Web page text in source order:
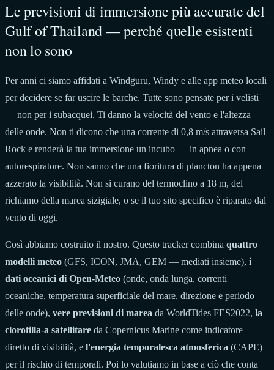
Le previsioni di immersione più accurate del
Gulf of Thailand — perché quelle esistenti
non lo sono
Per anni ci siamo affidati a Windguru, Windy e alle app meteo locali
per decidere se far uscire le barche. Tutte sono pensate per i velisti
— non per i subacquei. Ti danno la velocità del vento e l'altezza
delle onde. Non ti dicono che una corrente di 0,8 m/s attraversa Sail
Rock e renderà la tua immersione un incubo — in apnea o con
autorespiratore. Non sanno che una fioritura di plancton ha appena
azzerato la visibilità. Non si curano del termoclino a 18 m, del
richiamo della marea sizigiale, o se il tuo sito specifico è riparato dal
vento di oggi.
Così abbiamo costruito il nostro. Questo tracker combina quattro
modelli meteo (GFS, ICON, JMA, GEM — mediati insieme), i
dati oceanici di Open-Meteo (onde, onda lunga, correnti
oceaniche, temperatura superficiale del mare, direzione e periodo
delle onde), vere previsioni di marea da WorldTides FES2022, la
clorofilla-a satellitare da Copernicus Marine come indicatore
diretto di visibilità, e l'energia temporalesca atmosferica (CAPE)
per il rischio di temporali. Poi lo valutiamo in base a ciò che conta